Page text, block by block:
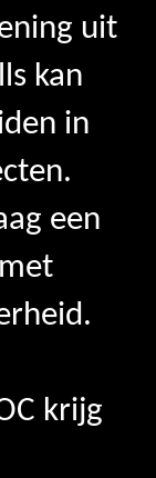
uit
kan
in
een
krijg